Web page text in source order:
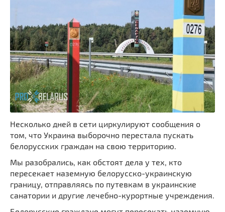
Несколько дней в сети циркулируют сообщения о
том, что Украина выборочно перестала пускать
белорусских граждан на свою территорию.
Мы разобрались, как обстоят дела у тех, кто
пересекает наземную белорусско-украинскую
границу, отправляясь по путевкам в украинские
санатории и другие лечебно-курортные учреждения.